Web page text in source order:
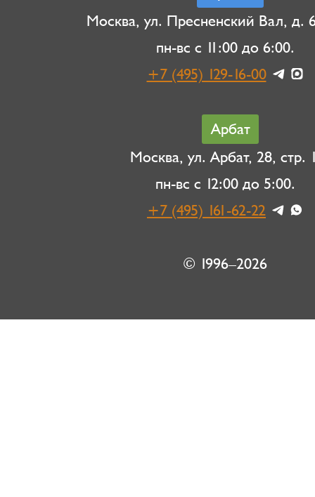
Москва, ул. Пресненский Вал, д.
пн-вс с 11:00 до 6:00.
+7 (495) 129-16-00
Арбат
Москва, ул. Арбат, 28, стр.
пн-вс с 12:00 до 5:00.
+7 (495) 161-62-22
© 1996–2026